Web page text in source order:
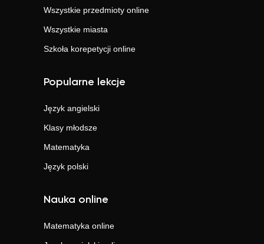
Wszystkie przedmioty online
Wszystkie miasta
Szkoła korepetycji online
Popularne lekcje
Język angielski
Klasy młodsze
Matematyka
Język polski
Nauka online
Matematyka online